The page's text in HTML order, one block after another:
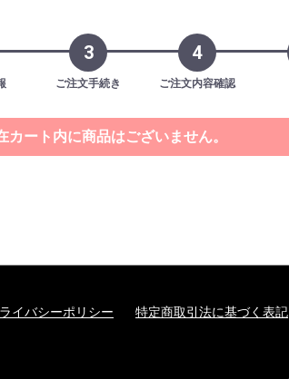
3
ご注文手続き
4
ご注文内容確認
カート内に商品はございません。
イバシーポリシー 特定商取引法に基づく表記